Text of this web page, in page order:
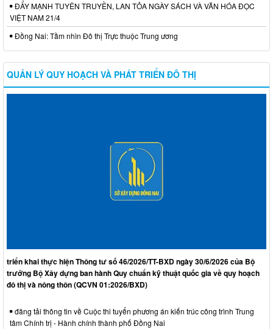
ĐẨY MẠNH TUYÊN TRUYỀN, LAN TỎA NGÀY SÁCH VÀ VĂN HÓA ĐỌC
VIỆT NAM 21/4
Đồng Nai: Tầm nhìn Đô thị Trực thuộc Trung ương
QUẢN LÝ QUY HOẠCH VÀ PHÁT TRIỂN ĐÔ THỊ
triển khai thực hiện Thông tư số 46/2026/TT-BXD ngày 30/6/2026 của Bộ
trưởng Bộ Xây dựng ban hành Quy chuẩn kỹ thuật quốc gia về quy hoạch
đô thị và nông thôn (QCVN 01:2026/BXD)
đăng tải thông tin về Cuộc thi tuyển phương án kiến trúc công trình Trung
tâm Chính trị - Hành chính thành phố Đồng Nai